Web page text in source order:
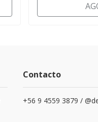
Contacto
+56 9 4559 3879 /